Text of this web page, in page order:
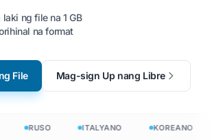
ng file na 1 GB
na format
File Mag-sign Up nang Libre
RUSO ITALYANO KOREANO